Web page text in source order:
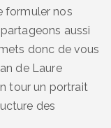
formuler nos
aussi
donc de vous
de Laure
tour un portrait
des